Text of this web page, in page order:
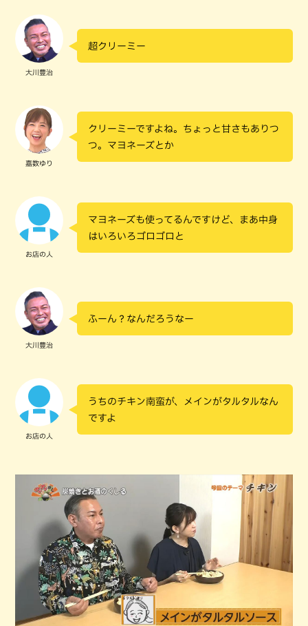
大川豊治
超クリーミー
嘉数ゆり
クリーミーですよね。ちょっと甘さもありつ
つ。マヨネーズとか
お店の人
マヨネーズも使ってるんですけど、まあ中身
はいろいろゴロゴロと
大川豊治
ふーん？なんだろうなー
お店の人
うちのチキン南蛮が、メインがタルタルなん
ですよ